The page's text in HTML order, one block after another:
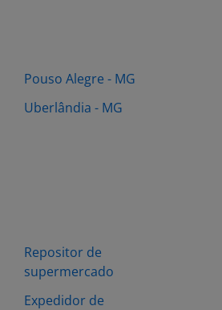
Pouso Alegre - MG
Uberlândia - MG
Repositor de
supermercado
Expedidor de